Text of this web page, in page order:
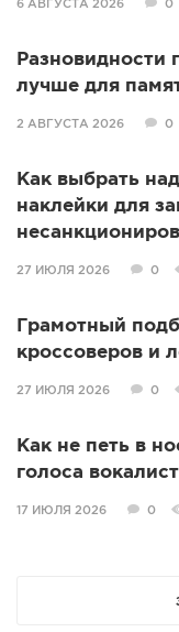
6 АВГУСТА 2026 0
Разновидности
лучше для
2 АВГУСТА 2026 0
Как выбрать
наклейки для
27 ИЮЛЯ 2026 0
Грамотный
кроссоверов и
27 ИЮЛЯ 2026 0
Как не петь в
голоса
17 ИЮЛЯ 2026 0